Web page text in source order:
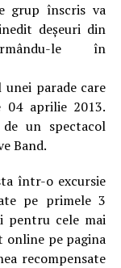
grup înscris va
deșeuri din
le în
parade care
aprilie 2013.
un spectacol
Band.
într-o excursie
pe primele 3
pentru cele mai
online pe pagina
recompensate